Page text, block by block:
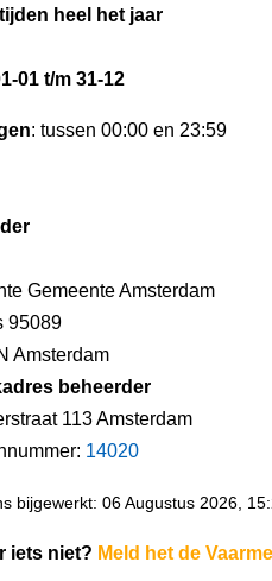
heel het jaar
01 t/m 31-12
: tussen 00:00 en 23:59
Gemeente Amsterdam
95089
Amsterdam
beheerder
113 Amsterdam
14020
bijgewerkt: 06 Augustus 2026,
iets niet? Meld het de